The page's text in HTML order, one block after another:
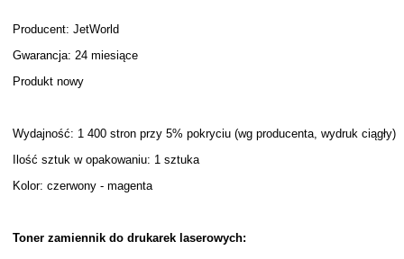
Producent: JetWorld
Gwarancja: 24 miesiące
Produkt nowy
Wydajność: 1 400 stron przy 5% pokryciu (wg producenta, wydruk ciągły)
Ilość sztuk w opakowaniu: 1 sztuka
Kolor: czerwony - magenta
Toner zamiennik do drukarek laserowych: